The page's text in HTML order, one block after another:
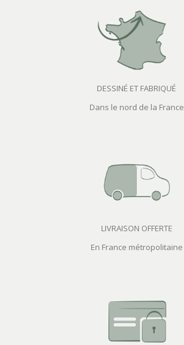
DESSINÉ ET FABRIQUÉ
Dans le nord de la France
LIVRAISON OFFERTE
En France métropolitaine